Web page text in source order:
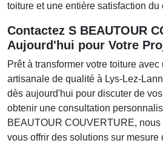
toiture et une entière satisfaction du
Contactez S BEAUTOUR
Aujourd'hui pour Votre
Prêt à transformer votre toiture
artisanale de qualité à Lys-Lez-
dès aujourd'hui pour discuter de
obtenir une consultation
BEAUTOUR COUVERTURE,
vous offrir des solutions sur mesure